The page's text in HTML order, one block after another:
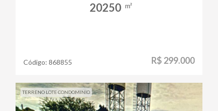
20250 m²
Código: 868855 R$ 299.000
TERRENO LOTE CONDOMINIO